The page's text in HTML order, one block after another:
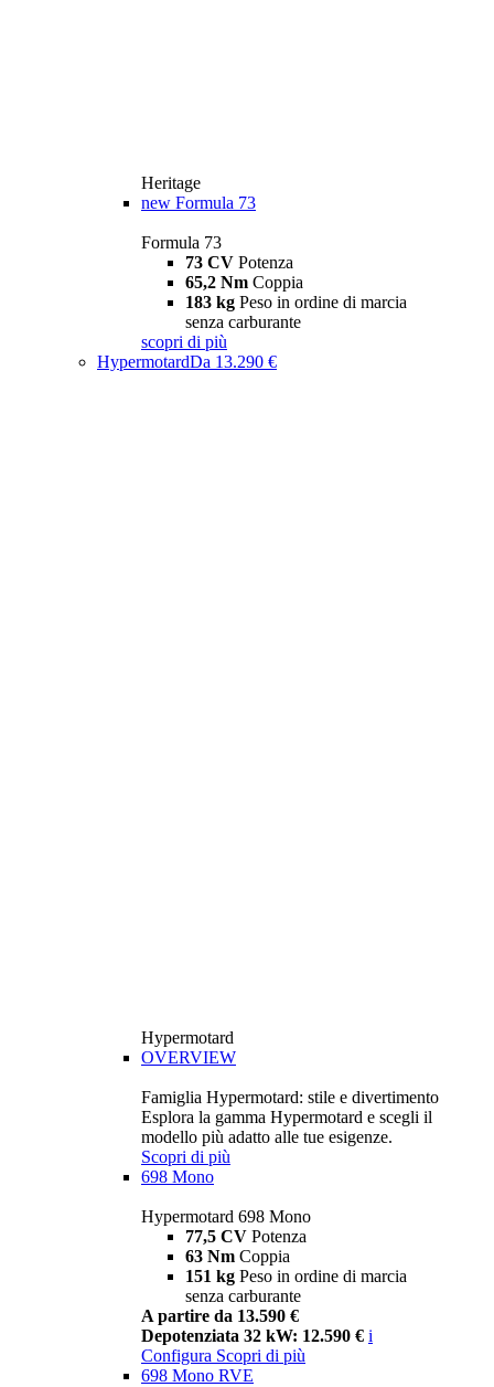
Heritage
new Formula 73
Formula 73
73 CV Potenza
65,2 Nm Coppia
183 kg Peso in ordine di marcia
senza carburante
scopri di più
HypermotardDa 13.290 €
Hypermotard
OVERVIEW
Famiglia Hypermotard: stile e divertimento
Esplora la gamma Hypermotard e scegli il
modello più adatto alle tue esigenze.
Scopri di più
698 Mono
Hypermotard 698 Mono
77,5 CV Potenza
63 Nm Coppia
151 kg Peso in ordine di marcia
senza carburante
A partire da 13.590 €
Depotenziata 32 kW: 12.590 € i
Configura Scopri di più
698 Mono RVE